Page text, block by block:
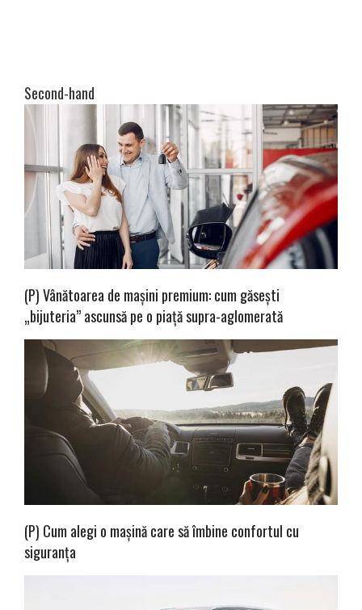
Second-hand
(P) Vânătoarea de mașini premium: cum găsești
„bijuteria” ascunsă pe o piață supra-aglomerată
(P) Cum alegi o mașină care să îmbine confortul cu
siguranța